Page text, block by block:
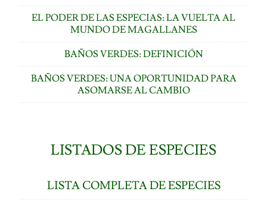
EL PODER DE LAS ESPECIAS: LA VUELTA AL
MUNDO DE MAGALLANES
BAÑOS VERDES: DEFINICIÓN
BAÑOS VERDES: UNA OPORTUNIDAD PARA
ASOMARSE AL CAMBIO
LISTADOS DE ESPECIES
LISTA COMPLETA DE ESPECIES